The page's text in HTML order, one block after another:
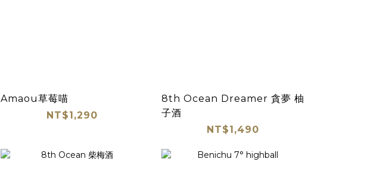
Amaou草莓喵
NT$1,290
8th Ocean Dreamer 貪夢 柚
子酒
NT$1,490